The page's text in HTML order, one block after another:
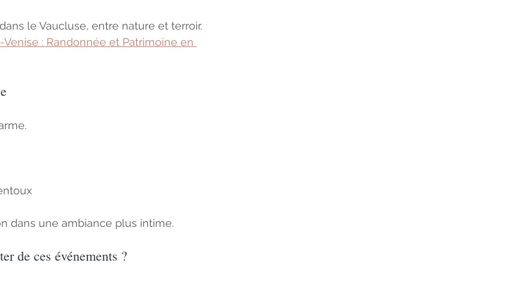
le Vaucluse, entre nature et terroir.
: Randonnée et Patrimoine en
dans une ambiance plus intime.
de ces événements ?